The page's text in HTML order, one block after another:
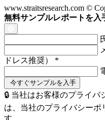
www.straitsresearch.com ©
無料サンプルレポートを入
ドレス推奨） *
🔒 当社はお客様のプライ
は、当社のプライバシーポ
す。